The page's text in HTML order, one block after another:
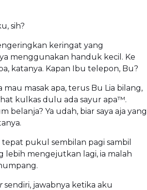
sih?
keringat yang
menggunakan handuk kecil. Ke
katanya. Kapan Ibu telepon, Bu?
mau masak apa, terus Bu Lia bilang,
kulkas dulu ada sayur apa™.
belanja? Ya udah, biar saya aja yang
pukul sembilan pagi sambil
lebih mengejutkan lagi, ia malah
sendiri, jawabnya ketika aku